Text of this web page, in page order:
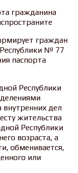
гражданина
граждан
№ 77
паспорта
Республики
дел
жительства
Республики
возраста, а
обменивается,
или